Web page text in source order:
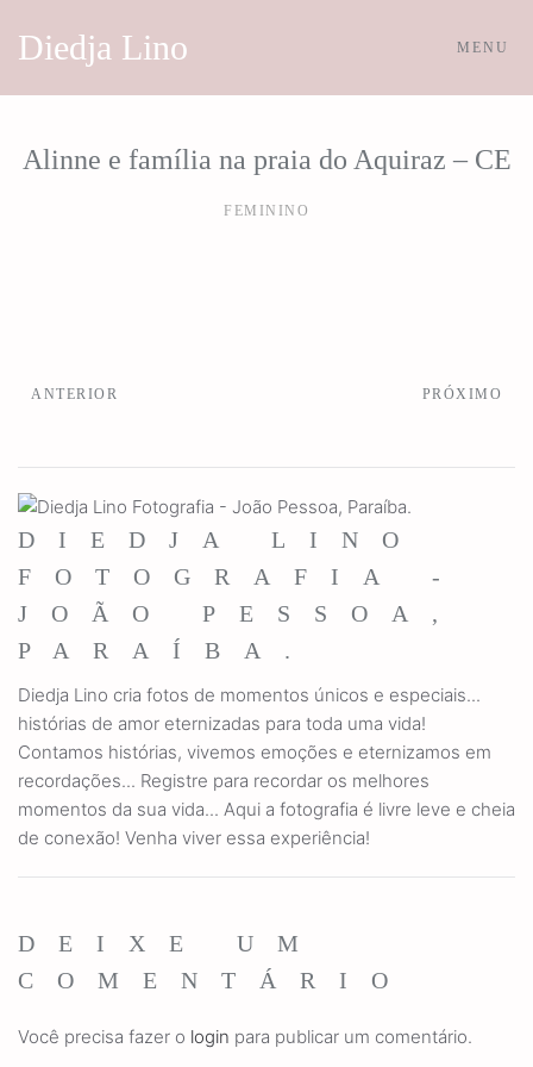
Skip to main content
Diedja Lino MENU
Alinne e família na praia do Aquiraz – CE
FEMININO
ANTERIOR PRÓXIMO
DIEDJA LINO
FOTOGRAFIA -
JOÃO PESSOA,
PARAÍBA.
Diedja Lino cria fotos de momentos únicos e especiais...
histórias de amor eternizadas para toda uma vida!
Contamos histórias, vivemos emoções e eternizamos em
recordações... Registre para recordar os melhores
momentos da sua vida... Aqui a fotografia é livre leve e cheia
de conexão! Venha viver essa experiência!
DEIXE UM
COMENTÁRIO
Você precisa fazer o login para publicar um comentário.